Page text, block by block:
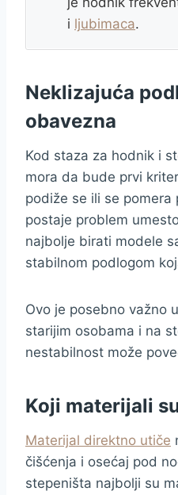
i ljubimaca.
Neklizajuća
obavezna
Kod staza za hodnik i
mora da bude prvi
podiže se ili se pomera
postaje problem
najbolje birati modele
stabilnom podlogom
Ovo je posebno važno u
starijim osobama i na
nestabilnost može
Koji materijali
Materijal direktno utiče
čišćenja i osećaj pod
stepeništa najbolji su